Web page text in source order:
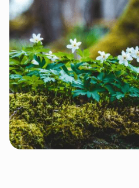
Sogn og Fjordane
Sunnfjord